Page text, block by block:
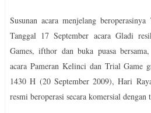
Susunan acara menjelang
Tanggal 17 September acara Gladi
Games, ifthor dan buka puasa
acara Pameran Kelinci dan Trial Game
1430 H (20 September 2009), Hari
resmi beroperasi secara komersial